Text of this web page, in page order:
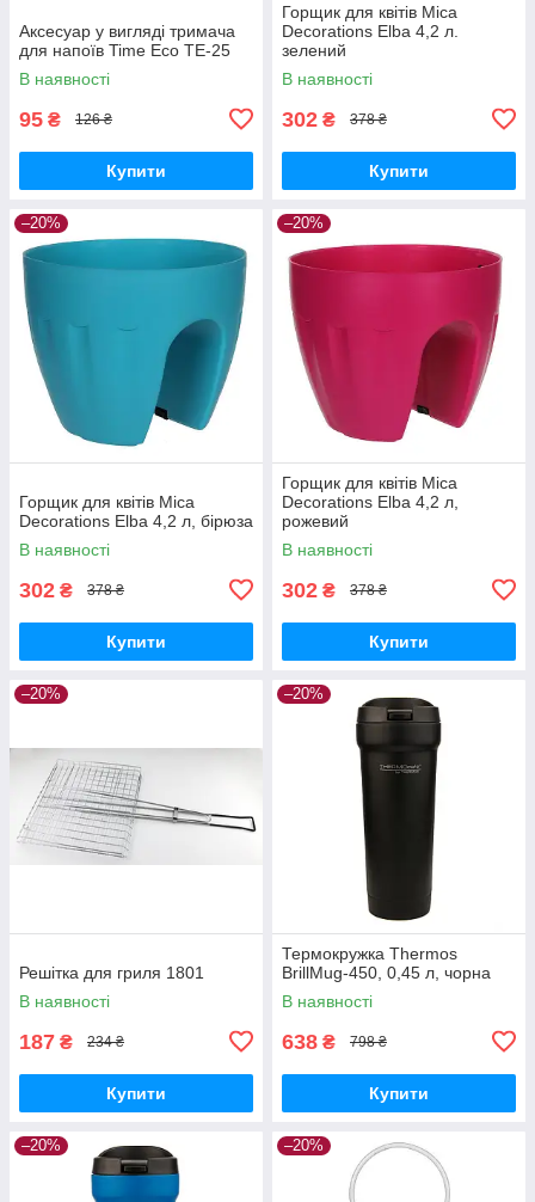
Аксесуар у вигляді тримача
для напоїв Time Eco TE-25
В наявності
95 ₴ 126 ₴
Купити
Горщик для квітів Mica
Decorations Elba 4,2 л.
зелений
В наявності
302 ₴ 378 ₴
Купити
–20%
Горщик для квітів Mica
Decorations Elba 4,2 л, бірюза
В наявності
302 ₴ 378 ₴
Купити
–20%
Горщик для квітів Mica
Decorations Elba 4,2 л,
рожевий
В наявності
302 ₴ 378 ₴
Купити
–20%
Решітка для гриля 1801
В наявності
187 ₴ 234 ₴
Купити
–20%
Термокружка Thermos
BrillMug-450, 0,45 л, чорна
В наявності
638 ₴ 798 ₴
Купити
–20% –20%